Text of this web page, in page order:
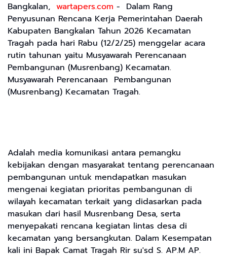
Bangkalan, wartapers.com - Dalam Rang
Penyusunan Rencana Kerja Pemerintahan Daerah
Kabupaten Bangkalan Tahun 2026 Kecamatan
Tragah pada hari Rabu (12/2/25) menggelar acara
rutin tahunan yaitu Musyawarah Perencanaan
Pembangunan (Musrenbang) Kecamatan.
Musyawarah Perencanaan Pembangunan
(Musrenbang) Kecamatan Tragah.
Adalah media komunikasi antara pemangku
kebijakan dengan masyarakat tentang perencanaan
pembangunan untuk mendapatkan masukan
mengenai kegiatan prioritas pembangunan di
wilayah kecamatan terkait yang didasarkan pada
masukan dari hasil Musrenbang Desa, serta
menyepakati rencana kegiatan lintas desa di
kecamatan yang bersangkutan. Dalam Kesempatan
kali ini Bapak Camat Tragah Rir su'sd S. AP.M AP.